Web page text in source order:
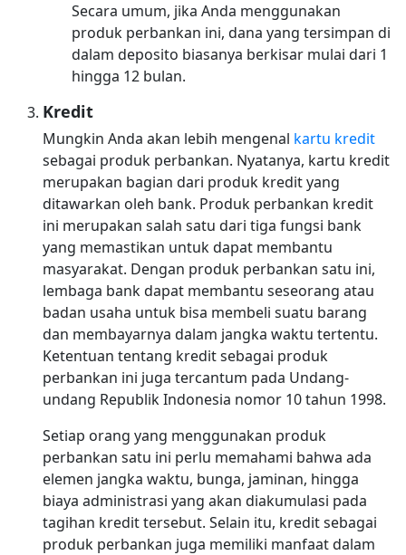
Secara umum, jika Anda menggunakan
produk perbankan ini, dana yang tersimpan di
dalam deposito biasanya berkisar mulai dari 1
hingga 12 bulan.
Kredit
Mungkin Anda akan lebih mengenal kartu kredit
sebagai produk perbankan. Nyatanya, kartu kredit
merupakan bagian dari produk kredit yang
ditawarkan oleh bank. Produk perbankan kredit
ini merupakan salah satu dari tiga fungsi bank
yang memastikan untuk dapat membantu
masyarakat. Dengan produk perbankan satu ini,
lembaga bank dapat membantu seseorang atau
badan usaha untuk bisa membeli suatu barang
dan membayarnya dalam jangka waktu tertentu.
Ketentuan tentang kredit sebagai produk
perbankan ini juga tercantum pada Undang-
undang Republik Indonesia nomor 10 tahun 1998.
Setiap orang yang menggunakan produk
perbankan satu ini perlu memahami bahwa ada
elemen jangka waktu, bunga, jaminan, hingga
biaya administrasi yang akan diakumulasi pada
tagihan kredit tersebut. Selain itu, kredit sebagai
produk perbankan juga memiliki manfaat dalam